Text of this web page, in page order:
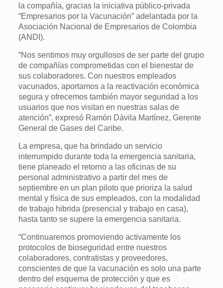
la compañía, gracias la iniciativa público-privada
“Empresarios por la Vacunación” adelantada por la
Asociación Nacional de Empresarios de Colombia
(ANDI).
“Nos sentimos muy orgullosos de ser parte del grupo
de compañías comprometidas con el bienestar de
sus colaboradores. Con nuestros empleados
vacunados, aportamos a la reactivación económica
segura y ofrecemos también mayor seguridad a los
usuarios que nos visitan en nuestras salas de
atención”, expresó Ramón Dávila Martínez, Gerente
General de Gases del Caribe.
La empresa, que ha brindado un servicio
interrumpido durante toda la emergencia sanitaria,
tiene planeado el retorno a las oficinas de su
personal administrativo a partir del mes de
septiembre en un plan piloto que prioriza la salud
mental y física de sus empleados, con la modalidad
de trabajo hibrida (presencial y trabajo en casa),
hasta tanto se supere la emergencia sanitaria.
“Continuaremos promoviendo activamente los
protocolos de bioseguridad entre nuestros
colaboradores, contratistas y proveedores,
conscientes de que la vacunación es solo una parte
dentro del esquema de protección y que es